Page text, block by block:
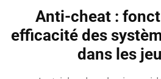
Anti-cheat :
efficacité des
dans les